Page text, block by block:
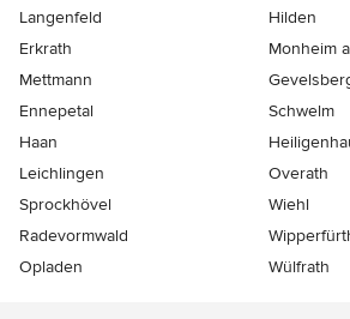
Langenfeld
Hilden
Erkrath
Monheim
Mettmann
Ennepetal
Schwelm
Haan
Leichlingen
Overath
Sprockhövel
Wiehl
Radevormwald
Opladen
Wülfrath